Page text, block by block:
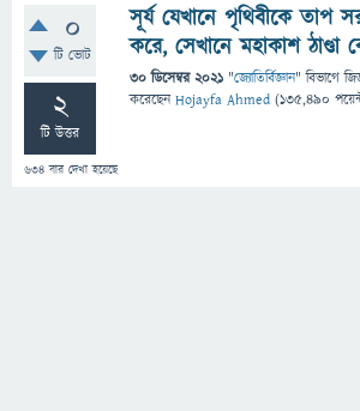
0
টি ভোট
2
টি উত্তর
634 বার দেখা হয়েছে
সূর্য যেখানে পৃথিবীকে তাপ
করে, সেখানে মহাকাশ ঠাণ্ডা
30 ডিসেম্বর 2021 "জ্যোতির্বিজ্ঞান" বিভাগে
করেছেনHojayfa Ahmed (135,490